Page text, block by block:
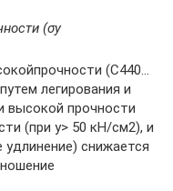
(σу
(С440…
легирования и
высокой прочности
(при у> 50 кН/см2), и
снижается